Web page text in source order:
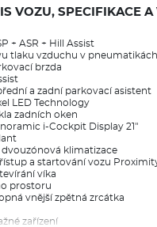
VOZU, SPECIFIKACE A
+ ASR + Hill Assist
tlaku vzduchu v pneumatikách
brzda
a zadní parkovací asistent
LED Technology
zadních oken
i-Cockpit Display 21"
klimatizace
a startování vozu
víka
prostoru
vnější zpětná zrcátka
zařízení